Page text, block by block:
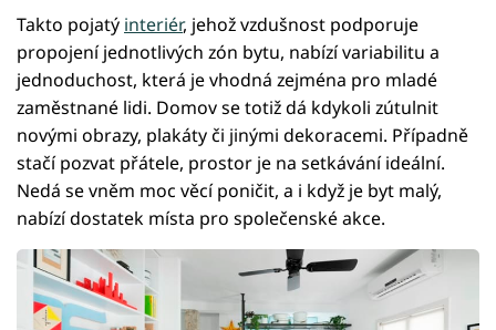
Takto pojatý interiér, jehož vzdušnost podporuje
propojení jednotlivých zón bytu, nabízí variabilitu a
jednoduchost, která je vhodná zejména pro mladé
zaměstnané lidi. Domov se totiž dá kdykoli zútulnit
novými obrazy, plakáty či jinými dekoracemi. Případně
stačí pozvat přátele, prostor je na setkávání ideální.
Nedá se vněm moc věcí poničit, a i když je byt malý,
nabízí dostatek místa pro společenské akce.